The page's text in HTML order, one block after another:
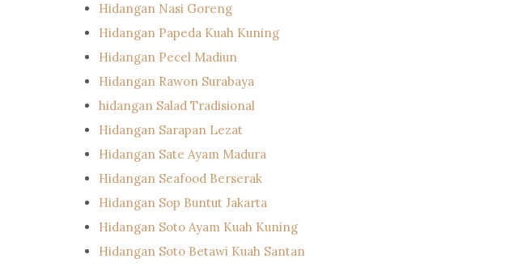
Hidangan Nasi Goreng
Hidangan Papeda Kuah Kuning
Hidangan Pecel Madiun
Hidangan Rawon Surabaya
hidangan Salad Tradisional
Hidangan Sarapan Lezat
Hidangan Sate Ayam Madura
Hidangan Seafood Berserak
Hidangan Sop Buntut Jakarta
Hidangan Soto Ayam Kuah Kuning
Hidangan Soto Betawi Kuah Santan